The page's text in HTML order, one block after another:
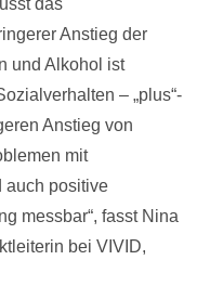
das
Anstieg der
und Alkohol ist
– „plus“-
Anstieg von
mit
auch positive
messbar“, fasst Nina
bei VIVID,